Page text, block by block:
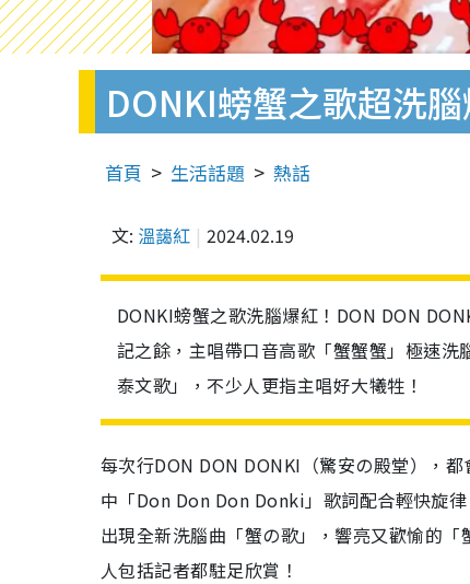
DONKI螃蟹之歌超洗
首頁 生活話題 熱話
文: 溫藹紅 2024.02.19
DONKI螃蟹之歌洗腦爆紅！DON DON
記之餘，主唱帶口音高歌「蟹蟹蟹」極速
泰文歌」，不少人更指主唱好大犧牲！
每次行DON DON DONKI（驚安の殿堂），
中「Don Don Don Donki」歌詞配合輕快旋
出現全新洗腦曲「蟹の歌」，響亮又歡愉的
人包括記者都駐足欣賞！